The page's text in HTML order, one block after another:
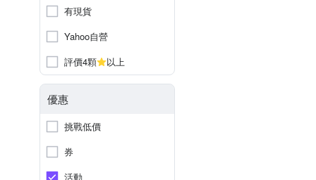
有現貨
Yahoo自營
評價4顆
以上
優惠
挑戰低價
券
活動